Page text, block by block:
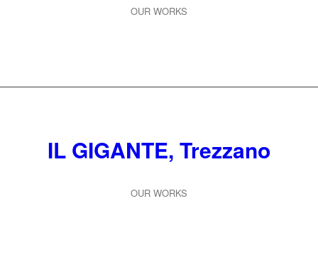
OUR WORKS
IL GIGANTE, Trezzano
OUR WORKS